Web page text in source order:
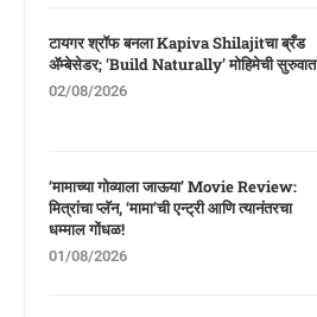
टायगर श्रॉफ बनला Kapiva Shilajitचा ब्रँड
ॲम्बेसेडर; ‘Build Naturally’ मोहिमेची सुरुवात
02/08/2026
‘मामाच्या गोव्याला जाऊया’ Movie Review:
मित्रांचा प्लॅन, ‘मामा’ची एन्ट्री आणि त्यानंतरचा
धम्माल गोंधळ!
01/08/2026